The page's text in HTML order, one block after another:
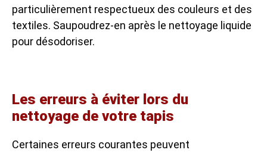
particulièrement respectueux des couleurs et des
textiles. Saupoudrez-en après le nettoyage liquide
pour désodoriser.
Les erreurs à éviter lors du
nettoyage de votre tapis
Certaines erreurs courantes peuvent